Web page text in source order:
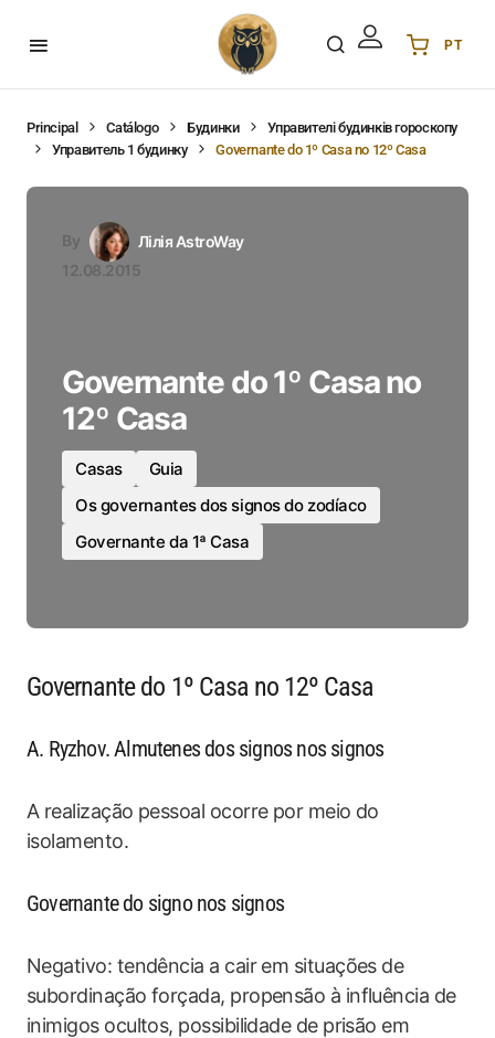
PT
English
DE Deutsch
PL Polski
Principal Catálogo Будинки
Управителі будинків гороскопу
Управитель 1 будинку
Governante do 1º Casa no 12º Casa
By
Лілія AstroWay
12.08.2015
Governante do 1º Casa no
12º Casa
Casas
Guia
Os governantes dos signos do zodíaco
Governante da 1ª Casa
Governante do 1º Casa no 12º Casa
A. Ryzhov. Almutenes dos signos nos signos
A realização pessoal ocorre por meio do
isolamento.
Governante do signo nos signos
Negativo: tendência a cair em situações de
subordinação forçada, propensão à influência de
inimigos ocultos, possibilidade de prisão em